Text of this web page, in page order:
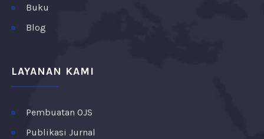
Buku
Blog
LAYANAN KAMI
Pembuatan OJS
Publikasi Jurnal